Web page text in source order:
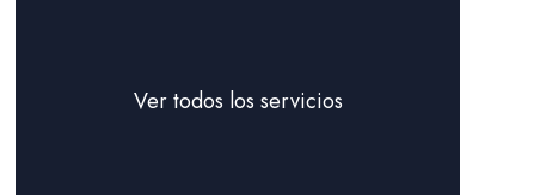
Ver todos los servicios